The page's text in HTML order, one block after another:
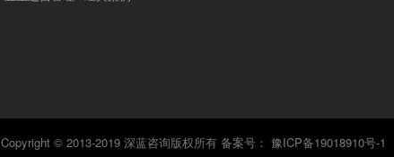
Copyright © 2013-2019 深蓝咨询版权所有 备案号： 豫ICP备19018910号-1